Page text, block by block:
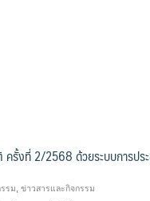
ครั้งที่ 2/2568 ด้วยระบบการปร
รม ข่าวสารและกิจกรรม